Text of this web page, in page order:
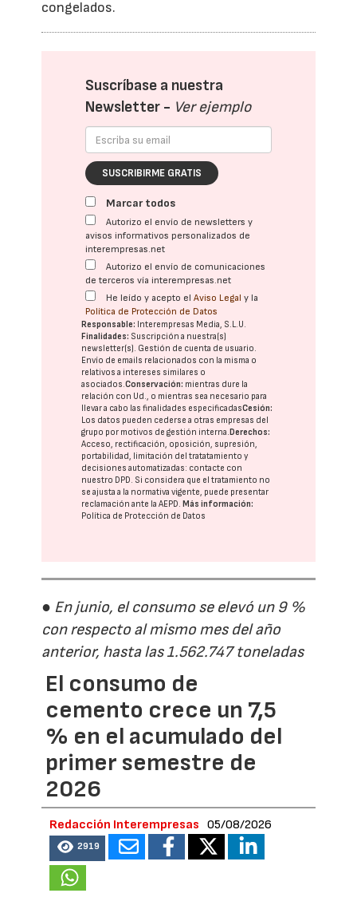
congelados.
Suscríbase a nuestra
Newsletter - Ver ejemplo
SUSCRIBIRME GRATIS
Marcar todos
Autorizo el envío de newsletters y
avisos informativos personalizados de
interempresas.net
Autorizo el envío de comunicaciones
de terceros vía interempresas.net
He leído y acepto elAviso Legal y la
Política de Protección de Datos
Responsable: Interempresas Media, S.L.U.
Finalidades: Suscripción a nuestra(s)
newsletter(s). Gestión de cuenta de usuario.
Envío de emails relacionados con la misma o
relativos a intereses similares o
asociados.Conservación: mientras dure la
relación con Ud., o mientras sea necesario para
llevar a cabo las finalidades especificadasCesión:
Los datos pueden cederse a otras empresas del
grupo por motivos de gestión interna. Derechos:
Acceso, rectificación, oposición, supresión,
portabilidad, limitación del tratatamiento y
decisiones automatizadas: contacte con
nuestro DPD. Si considera que el tratamiento no
se ajusta a la normativa vigente, puede presentar
reclamación ante laAEPD. Más información:
Política de Protección de Datos
● En junio, el consumo se elevó un 9 %
con respecto al mismo mes del año
anterior, hasta las 1.562.747 toneladas
El consumo de
cemento crece un 7,5
% en el acumulado del
primer semestre de
2026
Redacción Interempresas 05/08/2026
2919